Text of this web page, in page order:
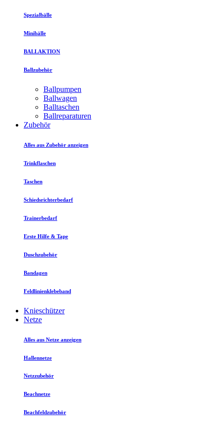
Spezialbälle
Minibälle
BALLAKTION
Ballzubehör
Ballpumpen
Ballwagen
Balltaschen
Ballreparaturen
Zubehör
Alles aus Zubehör anzeigen
Trinkflaschen
Taschen
Schiedsrichterbedarf
Trainerbedarf
Erste Hilfe & Tape
Duschzubehör
Bandagen
Feldlinienklebeband
Knieschützer
Netze
Alles aus Netze anzeigen
Hallennetze
Netzzubehör
Beachnetze
Beachfeldzubehör